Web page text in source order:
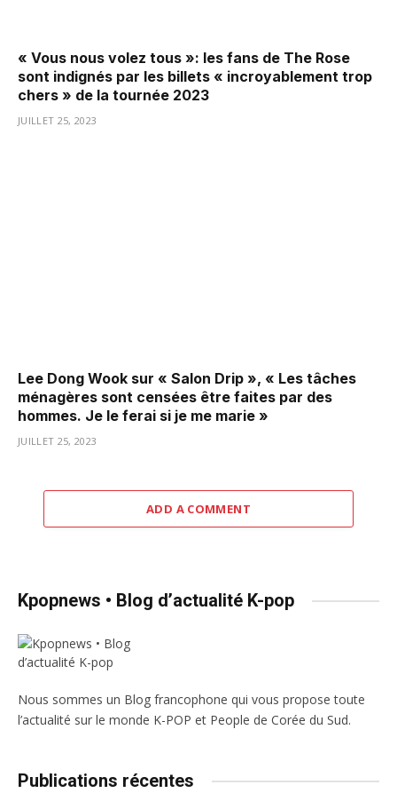
« Vous nous volez tous »: les fans de The Rose
sont indignés par les billets « incroyablement trop
chers » de la tournée 2023
JUILLET 25, 2023
Lee Dong Wook sur « Salon Drip », « Les tâches
ménagères sont censées être faites par des
hommes. Je le ferai si je me marie »
JUILLET 25, 2023
ADD A COMMENT
Kpopnews • Blog d’actualité K-pop
Nous sommes un Blog francophone qui vous propose toute
l’actualité sur le monde K-POP et People de Corée du Sud.
Publications récentes